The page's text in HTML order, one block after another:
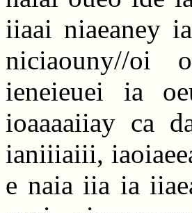
iiaai niaeaney
niciaouny//oi
ieneieuei ia
ioaaaaiiay ca
ianiiiaiii,
e naia iia ia